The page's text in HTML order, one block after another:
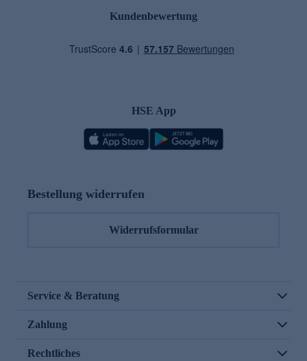
Kundenbewertung
HSE App
Bestellung widerrufen
Widerrufsformular
Service & Beratung
Zahlung
Rechtliches